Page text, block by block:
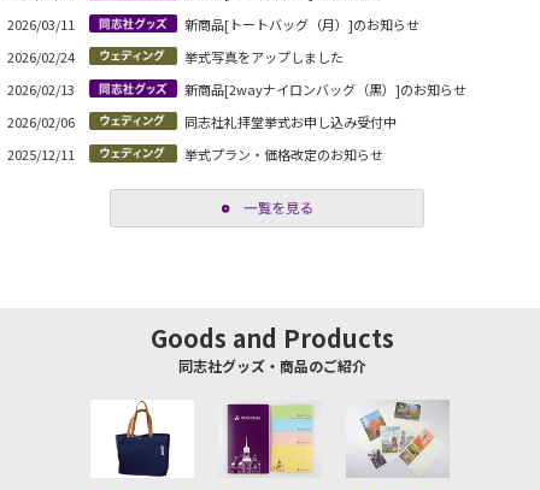
2026/03/11
新商品[トートバッグ（月）]のお知らせ
2026/02/24
挙式写真をアップしました
2026/02/13
新商品[2wayナイロンバッグ（黒）]のお知らせ
2026/02/06
同志社礼拝堂挙式お申し込み受付中
2025/12/11
挙式プラン・価格改定のお知らせ
Goods and Products
同志社グッズ・商品のご紹介